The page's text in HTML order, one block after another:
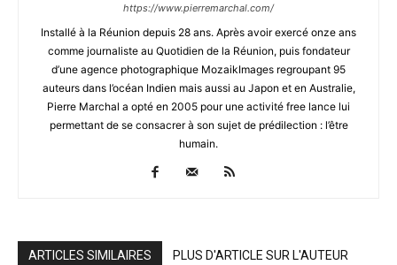
https://www.pierremarchal.com/
Installé à la Réunion depuis 28 ans. Après avoir exercé onze ans
comme journaliste au Quotidien de la Réunion, puis fondateur
d’une agence photographique MozaikImages regroupant 95
auteurs dans l’océan Indien mais aussi au Japon et en Australie,
Pierre Marchal a opté en 2005 pour une activité free lance lui
permettant de se consacrer à son sujet de prédilection : l’être
humain.
ARTICLES SIMILAIRES PLUS D'ARTICLE SUR L'AUTEUR